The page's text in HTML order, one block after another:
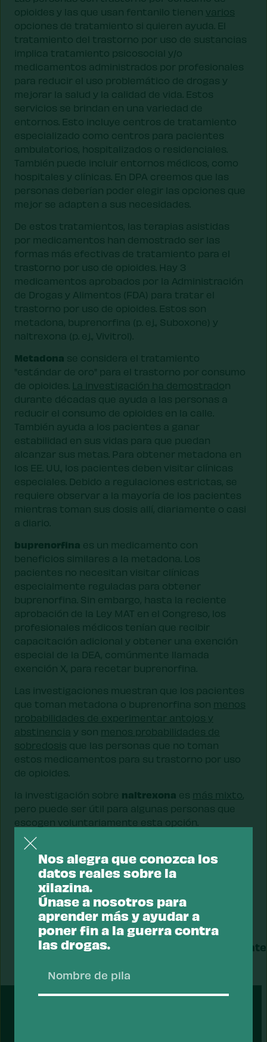
opioides y las que usan fentanilo tienen varios
opciones de tratamiento si quieren ayuda. El
tratamiento del trastorno por uso de sustancias
implica tratamiento psicosocial y/o
medicamentos administrados por profesionales
para reducir el uso problemático de drogas y
mejorar la salud y la calidad de vida. Estos
servicios se brindan en una variedad de
entornos. Esto incluye centros de tratamiento
especializado como centros para pacientes
ambulatorios, hospitalizados o residenciales.
También puede incluir entornos médicos, como
hospitales y clínicas. En DPA creemos que las
personas deberían poder elegir las opciones que
mejor se adapten a sus necesidades.
De estos tratamientos, las terapias asistidas
por medicamentos han demostrado ser las
formas más efectivas de tratamiento para el
trastorno por uso de opioides. Hay 3
medicamentos aprobados por la Administración
de Drogas y Alimentos (FDA) para tratar el
trastorno por uso de opioides. Estos son
metadona, buprenorfina (p. ej., Suboxone) y
naltrexona (p. ej., Vivitrol).
Metadona se considera el tratamiento
"estándar de oro" para el trastorno por consumo
de opioides. La investigación ha demostradon
durante décadas que ayuda a las personas a
reducir el consumo de opioides en la calle.
También ayuda a los pacientes a ganar
estabilidad en sus vidas para que puedan
alcanzar sus metas. Para obtener metadona en
los EE. UU., los pacientes deben visitar clínicas
especiales. Debido a regulaciones estrictas, se
requiere observar a la mayoría de los pacientes
mientras toman sus dosis allí, diariamente o casi
a diario.
buprenorfina es un medicamento con
beneficios similares a la metadona. Los
pacientes no necesitan visitar clínicas
especialmente reguladas para obtener
buprenorfina. Sin embargo, hasta la reciente
aprobación de la Ley MAT en el Congreso, los
profesionales médicos tenían que recibir
capacitación adicional y obtener una exención
especial de la DEA, comúnmente llamada
exención X, para recetar buprenorfina.
Las investigaciones muestran que los pacientes
que toman metadona o buprenorfina son menos
probabilidades de experimentar antojos y
abstinencia y son menos probabilidades de
sobredosis que las personas que no toman
estos medicamentos para su trastorno por uso
de opioides.
la investigación sobre naltrexona es más mixto
pero puede ser útil para algunas personas que
escogen voluntariamente esta opción.
Revisado y actualizado por Jules Netherland, PhD y
la Dra. Sheila P. Vakharia el 07/06/2024.
Siguiente
Nos alegra que conozca los
datos reales sobre la
xilazina.
Únase a nosotros para
aprender más y ayudar a
poner fin a la guerra contra
las drogas.
pila
PRESENTADO